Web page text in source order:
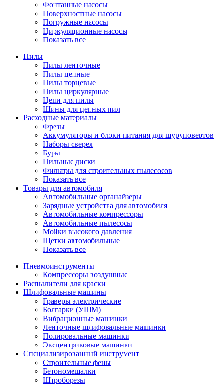
Фонтанные насосы
Поверхностные насосы
Погружные насосы
Циркуляционные насосы
Показать все
Пилы
Пилы ленточные
Пилы цепные
Пилы торцевые
Пилы циркулярные
Цепи для пилы
Шины для цепных пил
Расходные материалы
Фрезы
Аккумуляторы и блоки питания для шуруповертов
Наборы сверел
Буры
Пильные диски
Фильтры для строительных пылесосов
Показать все
Товары для автомобиля
Автомобильные органайзеры
Зарядные устройства для автомобиля
Автомобильные компрессоры
Автомобильные пылесосы
Мойки высокого давления
Щетки автомобильные
Показать все
Пневмоинструменты
Компрессоры воздушные
Распылители для краски
Шлифовальные машины
Граверы электрические
Болгарки (УШМ)
Вибрационные машинки
Ленточные шлифовальные машинки
Полировальные машинки
Эксцентриковые машинки
Специализированный инструмент
Строительные фены
Бетономешалки
Штроборезы